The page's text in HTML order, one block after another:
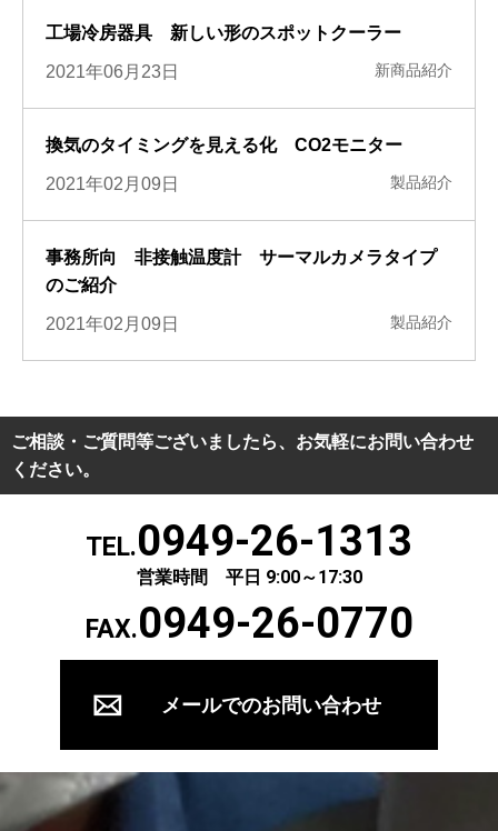
工場冷房器具 新しい形のスポットクーラー
2021年06月23日 新商品紹介
換気のタイミングを見える化 CO2モニター
2021年02月09日 製品紹介
事務所向 非接触温度計 サーマルカメラタイプ
のご紹介
2021年02月09日 製品紹介
ご相談・ご質問等ございましたら、お気軽にお問い合わせ
ください。
TEL.0949-26-1313
営業時間 平日 9:00～17:30
FAX.0949-26-0770
メールでのお問い合わせ